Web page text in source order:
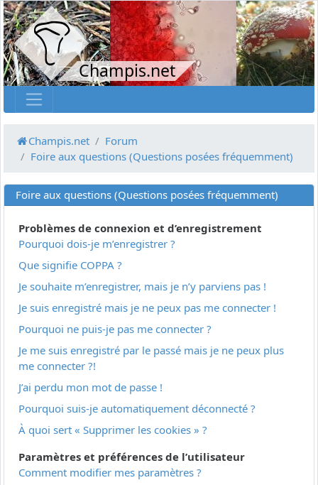
Champis.net
Champis.net
Forum
Foire aux questions (Questions posées fréquemment)
Foire aux questions (Questions posées fréquemment)
Problèmes de connexion et d’enregistrement
Pourquoi dois-je m’enregistrer ?
Que signifie COPPA ?
Je souhaite m’enregistrer, mais je n’y parviens pas !
Je suis enregistré mais je ne peux pas me connecter !
Pourquoi ne puis-je pas me connecter ?
Je me suis enregistré par le passé mais je ne peux plus
me connecter ?!
J’ai perdu mon mot de passe !
Pourquoi suis-je automatiquement déconnecté ?
À quoi sert « Supprimer les cookies » ?
Paramètres et préférences de l’utilisateur
Comment modifier mes paramètres ?